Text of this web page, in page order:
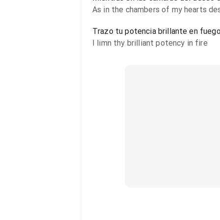
As in the chambers of my hearts
Trazo tu potencia brillante en
I limn thy brilliant potency in fire